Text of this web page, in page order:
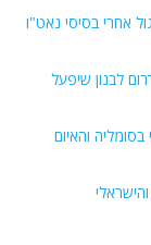
אחרי בסיסי נאט"ו
לבנון שיפעל
והאיום